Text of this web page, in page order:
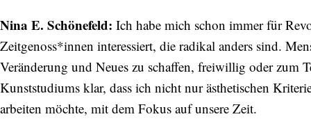
Nina E. Schönefeld: Ich habe mich schon immer für
Zeitgenoss*innen interessiert, die radikal anders sind.
Veränderung und Neues zu schaffen, freiwillig oder
Kunststudiums klar, dass ich nicht nur ästhetischen
arbeiten möchte, mit dem Fokus auf unsere Zeit.